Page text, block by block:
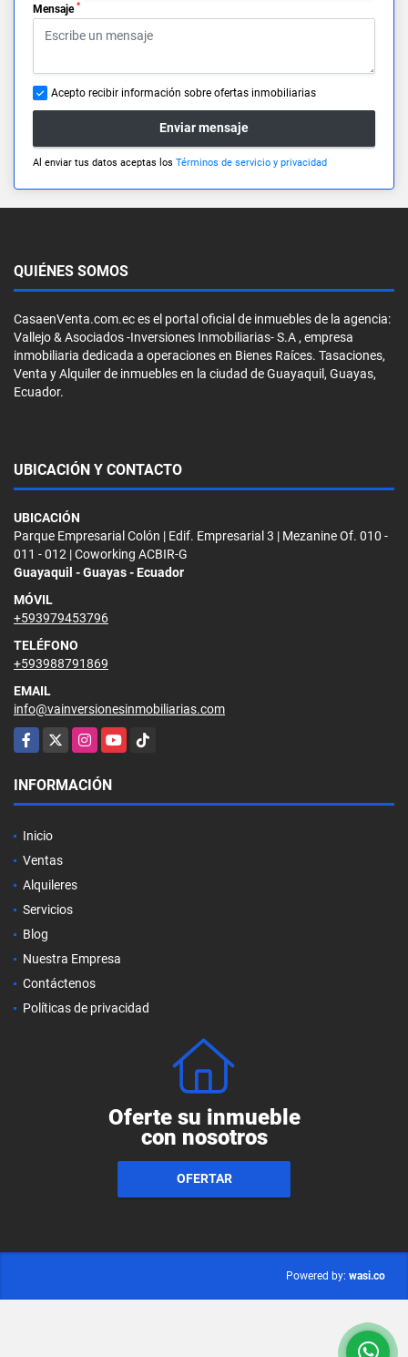
Mensaje *
Acepto recibir información sobre ofertas inmobiliarias
Enviar mensaje
Al enviar tus datos aceptas los Términos de servicio y privacidad
QUIÉNES SOMOS
CasaenVenta.com.ec es el portal oficial de inmuebles de la agencia:
Vallejo & Asociados -Inversiones Inmobiliarias- S.A , empresa
inmobiliaria dedicada a operaciones en Bienes Raíces. Tasaciones,
Venta y Alquiler de inmuebles en la ciudad de Guayaquil, Guayas,
Ecuador.
UBICACIÓN Y CONTACTO
UBICACIÓN
Parque Empresarial Colón | Edif. Empresarial 3 | Mezanine Of. 010 -
011 - 012 | Coworking ACBIR-G
Guayaquil - Guayas - Ecuador
MÓVIL
+593979453796
TELÉFONO
+593988791869
EMAIL
info@vainversionesinmobiliarias.com
Facebook
X InstagramYouTubeTikTok
INFORMACIÓN
Inicio
Ventas
Alquileres
Servicios
Blog
Nuestra Empresa
Contáctenos
Políticas de privacidad
Oferte su inmueble
con nosotros
OFERTAR
Powered by: wasi.co